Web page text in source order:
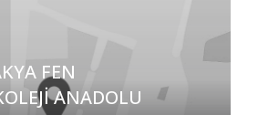
FEN
ANADOLU